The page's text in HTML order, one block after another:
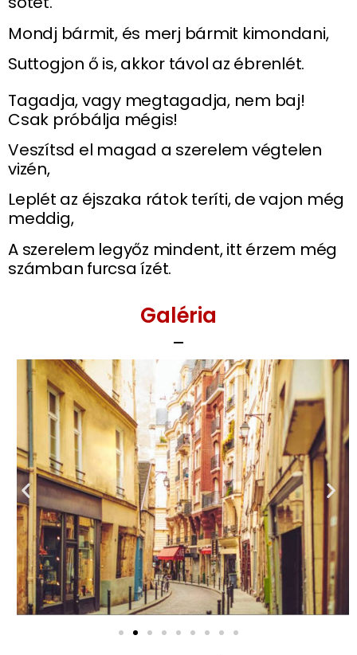
Mondj bármit, és merj bármit kimondani,
Suttogjon ő is, akkor távol az ébrenlét.
Tagadja, vagy megtagadja, nem baj!
Csak próbálja mégis!
Veszítsd el magad a szerelem végtelen
vizén,
Leplét az éjszaka rátok teríti, de vajon még
meddig,
A szerelem legyőz mindent, itt érzem még
számban furcsa ízét.
Galéria